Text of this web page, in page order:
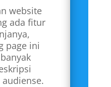
website
ada fitur
page ini